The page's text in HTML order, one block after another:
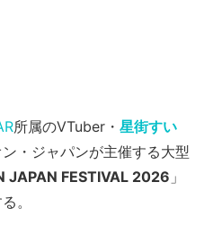
所属のVTuber・ 星街すい
・ジャパンが主催する大型
JAPAN FESTIVAL 2026 」
。